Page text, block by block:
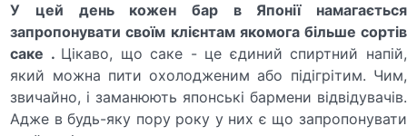
У цей день кожен бар в Японії намагається
запропонувати своїм клієнтам якомога більше сортів
саке . Цікаво, що саке - це єдиний спиртний напій,
який можна пити охолодженим або підігрітим. Чим,
звичайно, і заманюють японські бармени відвідувачів.
Адже в будь-яку пору року у них є що запропонувати